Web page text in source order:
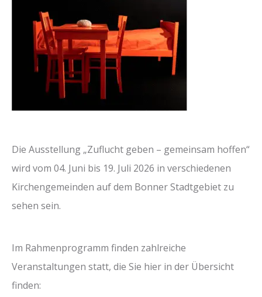
Die Ausstellung „Zuflucht geben – gemeinsam hoffen“
wird vom 04. Juni bis 19. Juli 2026 in verschiedenen
Kirchengemeinden auf dem Bonner Stadtgebiet zu
sehen sein.
Im Rahmenprogramm finden zahlreiche
Veranstaltungen statt, die Sie hier in der Übersicht
finden: